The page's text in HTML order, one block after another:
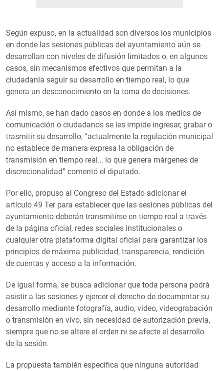
Según expuso, en la actualidad son diversos los municipios
en donde las sesiones públicas del ayuntamiento aún se
desarrollan con niveles de difusión limitados o, en algunos
casos, sin mecanismos efectivos que permitan a la
ciudadanía seguir su desarrollo en tiempo real, lo que
genera un desconocimiento en la toma de decisiones.
Así mismo, se han dado casos en donde a los medios de
comunicación o ciudadanos se les impide ingresar, grabar o
trasmitir su desarrollo, “actualmente la regulación municipal
no establece de manera expresa la obligación de
transmisión en tiempo real… lo que genera márgenes de
discrecionalidad” comentó el diputado.
Por ello, propuso al Congreso del Estado adicionar el
artículo 49 Ter para establecer que las sesiones públicas del
ayuntamiento deberán transmitirse en tiempo real a través
de la página oficial, redes sociales institucionales o
cualquier otra plataforma digital oficial para garantizar los
principios de máxima publicidad, transparencia, rendición
de cuentas y acceso a la información.
De igual forma, se busca adicionar que toda persona podrá
asistir a las sesiones y ejercer el derecho de documentar su
desarrollo mediante fotografía, audio, video, videograbación
o transmisión en vivo, sin necesidad de autorización previa,
siempre que no se altere el orden ni se afecte el desarrollo
de la sesión.
La propuesta también específica que ninguna autoridad